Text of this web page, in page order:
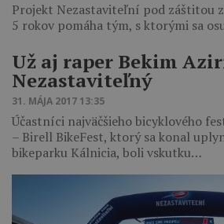
Projekt Nezastaviteľní pod záštitou
5 rokov pomáha tým, s ktorými sa
Už aj raper Bekim
Nezastaviteľný
31. MÁJA 2017 13:35
Účastníci najväčšieho bicyklového
– Birell BikeFest, ktorý sa konal
bikeparku Kálnicia, boli vskutku…